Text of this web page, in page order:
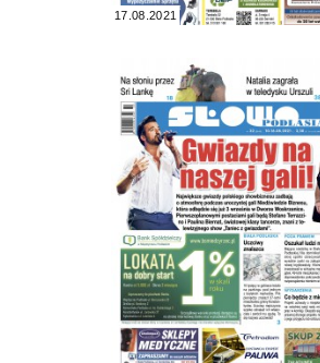
17.08.2021